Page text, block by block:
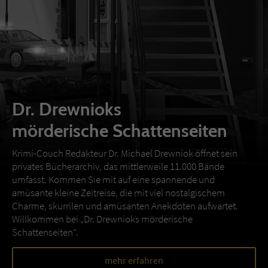
Dr. Drewnioks
mörderische Schattenseiten
Krimi-Couch Redakteur Dr. Michael Drewniok öffnet sein
privates Bücherarchiv, das mittlerweile 11.000 Bände
umfasst. Kommen Sie mit auf eine spannende und
amüsante kleine Zeitreise, die mit viel nostalgischem
Charme, skurrilen und amüsanten Anekdoten aufwartet.
Willkommen bei „Dr. Drewnioks mörderische
Schattenseiten“.
mehr erfahren